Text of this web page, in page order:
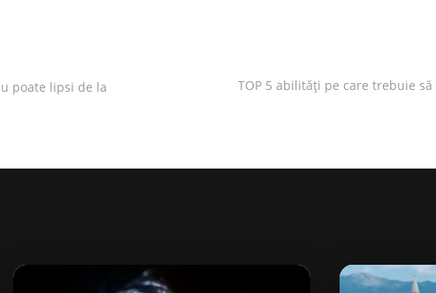
poate lipsi de la
TOP 5 abilități pe care trebuie